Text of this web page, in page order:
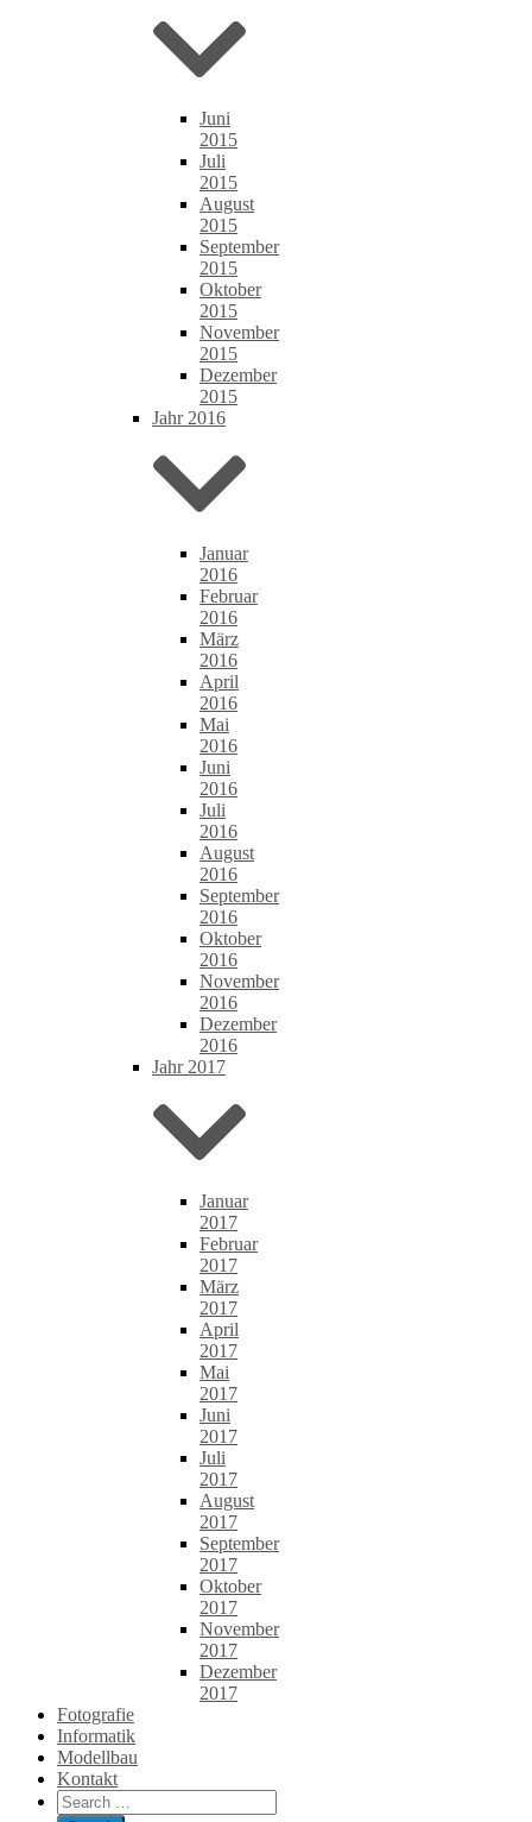
Juni
2015
Juli
2015
August
2015
September
2015
Oktober
2015
November
2015
Dezember
2015
Jahr 2016
Januar
2016
Februar
2016
März
2016
April
2016
Mai
2016
Juni
2016
Juli
2016
August
2016
September
2016
Oktober
2016
November
2016
Dezember
2016
Jahr 2017
Januar
2017
Februar
2017
März
2017
April
2017
Mai
2017
Juni
2017
Juli
2017
August
2017
September
2017
Oktober
2017
November
2017
Dezember
2017
Fotografie
Informatik
Modellbau
Kontakt
Search